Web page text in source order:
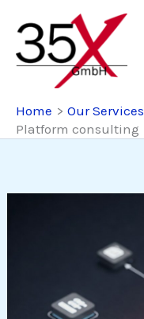
content
Home Our Services
Platform consulting